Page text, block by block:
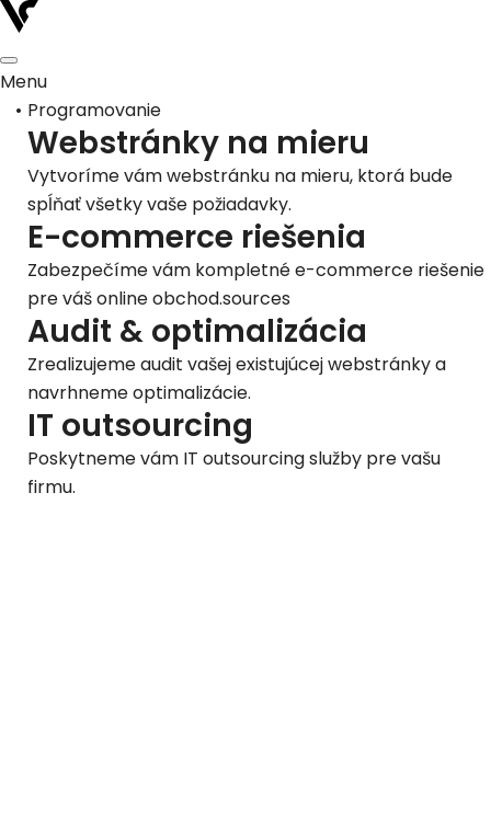
Menu
Programovanie
Webstránky na mieru
Vytvoríme vám webstránku na mieru, ktorá bude
spĺňať všetky vaše požiadavky.
E-commerce riešenia
Zabezpečíme vám kompletné e-commerce riešenie
pre váš online obchod.sources
Audit & optimalizácia
Zrealizujeme audit vašej existujúcej webstránky a
navrhneme optimalizácie.
IT outsourcing
Poskytneme vám IT outsourcing služby pre vašu
firmu.